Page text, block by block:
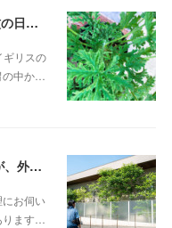
8月20日は世界で最も恐ろしい生物 蚊の日！？。蚊連草・蚊嫌草 センテッドゼラニウム
ギリスの
中か…
鈴鹿市 小林歯科様｜幅の狭い植栽帯が、外から見ると緑の壁になる
お伺い
ます…